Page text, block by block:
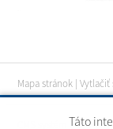
Táto
Mapa stránok| Vytlačiť
CMS systém